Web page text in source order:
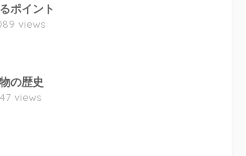
ポイント
views
の歴史
views